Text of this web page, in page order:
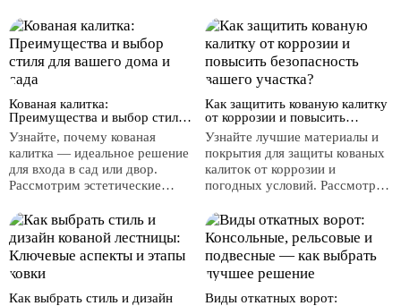
такие как назначение, материал
и система управления.
Откройте для себя
преимущества автоматических
ворот в безопасности и
удобстве использования.
для вашего пространства.
Кованая калитка:
Преимущества и выбор стиля
для вашего дома и сада
Узнайте, почему кованая
калитка — идеальное решение
для входа в сад или двор.
Рассмотрим эстетические
и безопасность кованых
калиток, а также как выбрать
стиль, соответствующий
ландшафтному
дизайну.Узнайте, почему
Как защитить кованую калитку
от коррозии и повысить
безопасность вашего участка?
Узнайте лучшие материалы и
покрытия для защиты кованых
калиток от коррозии и
погодных условий. Рассмотрим
обеспечении безопасности
вашего дома и преимущества
их использования.
Как выбрать стиль и дизайн
Виды откатных ворот: